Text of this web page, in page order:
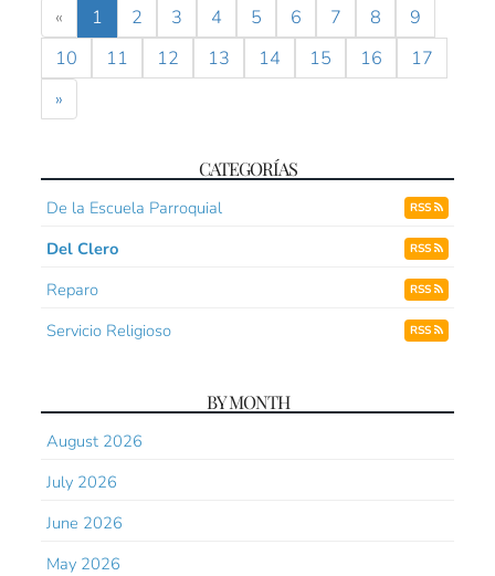
« 1 2 3 4 5 6 7 8
9
10
11 12 13 14 15 16
17
»
CATEGORÍAS
De la Escuela Parroquial RSS
Del Clero RSS
Reparo RSS
Servicio Religioso RSS
BY MONTH
August 2026
July 2026
June 2026
May 2026